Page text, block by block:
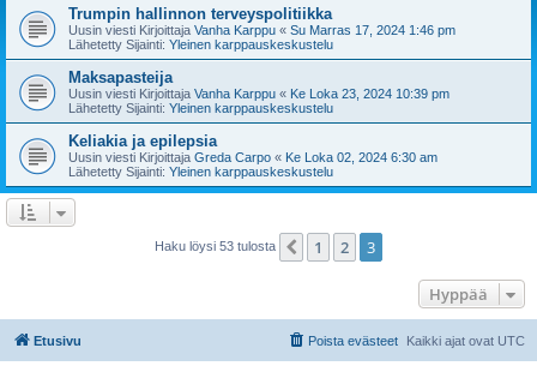
Trumpin hallinnon terveyspolitiikka
Uusin viesti Kirjoittaja Vanha Karppu « Su Marras 17, 2024 1:46 pm
Lähetetty Sijainti: Yleinen karppauskeskustelu
Maksapasteija
Uusin viesti Kirjoittaja Vanha Karppu « Ke Loka 23, 2024 10:39 pm
Lähetetty Sijainti: Yleinen karppauskeskustelu
Keliakia ja epilepsia
Uusin viesti Kirjoittaja Greda Carpo « Ke Loka 02, 2024 6:30 am
Lähetetty Sijainti: Yleinen karppauskeskustelu
Haku löysi 53 tulosta Edellinen
1 2 3
Hyppää
Etusivu Kaikki ajat ovat UTC
Poista evästeet